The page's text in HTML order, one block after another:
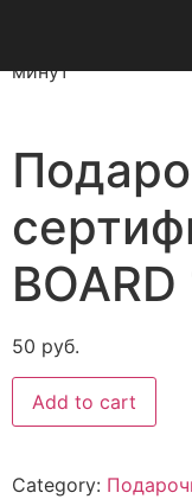
/
минут
50 руб.
Add to cart
Category: